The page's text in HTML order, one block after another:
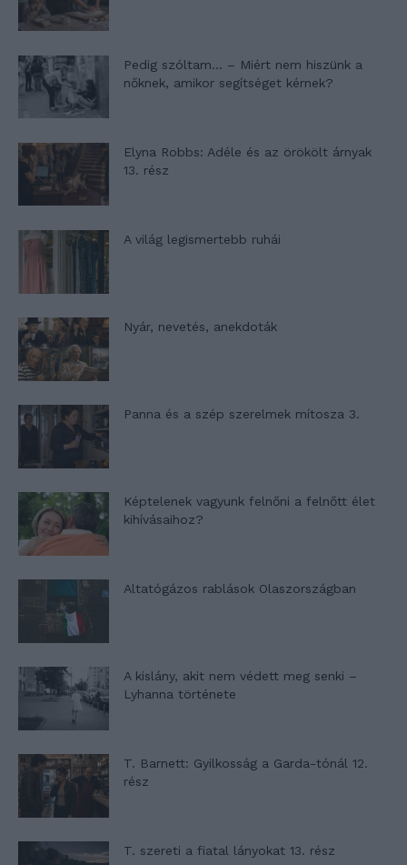
Pedig szóltam… – Miért nem hiszünk a
nőknek, amikor segítséget kérnek?
Elyna Robbs: Adéle és az örökölt árnyak
13. rész
A világ legismertebb ruhái
Nyár, nevetés, anekdoták
Panna és a szép szerelmek mítosza 3.
Képtelenek vagyunk felnőni a felnőtt élet
kihívásaihoz?
Altatógázos rablások Olaszországban
A kislány, akit nem védett meg senki –
Lyhanna története
T. Barnett: Gyilkosság a Garda-tónál 12.
rész
T. szereti a fiatal lányokat 13. rész